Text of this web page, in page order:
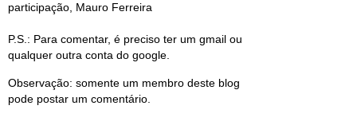
participação, Mauro Ferreira
P.S.: Para comentar, é preciso ter um gmail ou
qualquer outra conta do google.
Observação: somente um membro deste blog
pode postar um comentário.